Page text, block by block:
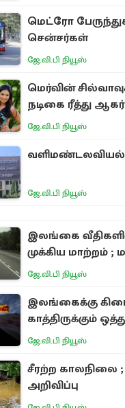
மெட்ரோ
சென்சர்கள்
ஜே.வி.பி நியூஸ்
மெர்வின்
நடிகை ரீத்து
ஜே.வி.பி நியூஸ்
வளிமண்டலவியல்
ஜே.வி.பி நியூஸ்
இலங்கை
முக்கிய மாற்றம் ;
ஜே.வி.பி நியூஸ்
இலங்கைக்கு
காத்திருக்கும்
ஜே.வி.பி நியூஸ்
சீரற்ற காலநிலை ;
அறிவிப்பு